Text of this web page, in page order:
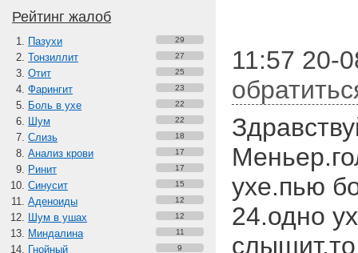
Рейтинг жалоб
Пазухи 29
Тонзиллит 27
Отит 25
Фарингит 23
Боль в ухе 22
Шум 22
Слизь 18
Анализ крови 17
Ринит 17
Синусит 15
Аденоиды 12
Шум в ушах 12
Миндалина 11
Гнойный 9
11:57 20-
ухе.пью
24.одно